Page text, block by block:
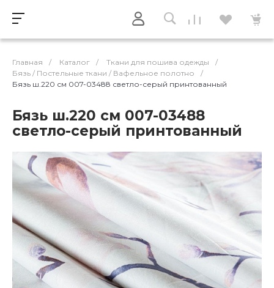
Главная / Каталог / Ткани для пошива одежды
/
Бязь / Постельные ткани / Вафельное полотно
/
Бязь ш.220 см 007-03488 светло-серый принтованный
Бязь ш.220 см 007-03488
светло-серый принтованный